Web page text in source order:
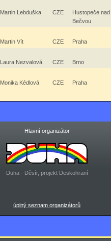
Martin Lebduška CZE
Hustopeče nad
Bečvou
Martin Vít CZE Praha
Laura Nezvalová CZE Brno
Monika Kédlová CZE Praha
Hlavní organizátor
Duha - Děsír, projekt Deskohraní
úplný seznam organizátorů